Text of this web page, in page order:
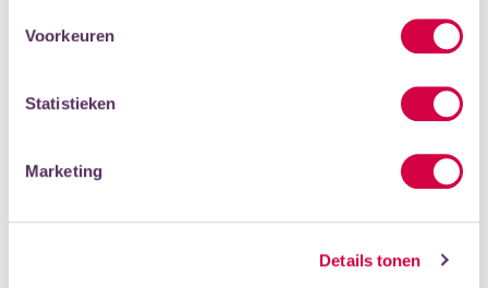
Voorkeuren
Statistieken
Marketing
Details tonen
Let op: sommige cursussen zijn vol. Je kunt je wel
MOGELIJKHEDEN